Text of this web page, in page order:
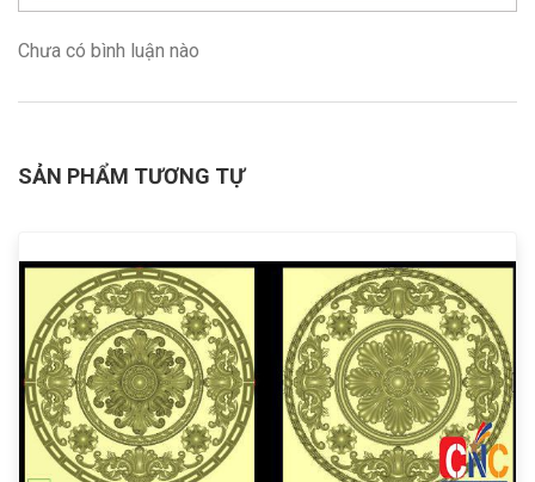
Chưa có bình luận nào
SẢN PHẨM TƯƠNG TỰ